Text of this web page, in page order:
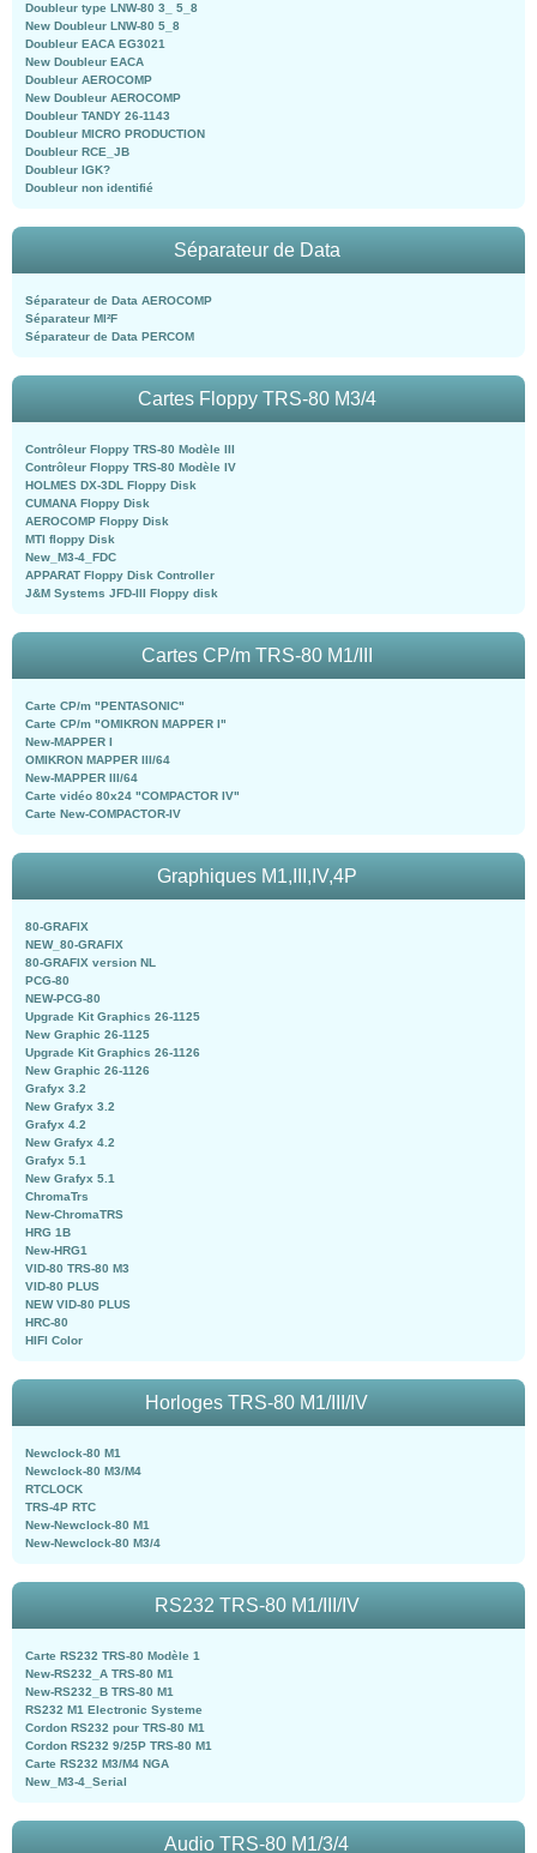
Doubleur type LNW-80 3_ 5_8
New Doubleur LNW-80 5_8
Doubleur EACA EG3021
New Doubleur EACA
Doubleur AEROCOMP
New Doubleur AEROCOMP
Doubleur TANDY 26-1143
Doubleur MICRO PRODUCTION
Doubleur RCE_JB
Doubleur IGK?
Doubleur non identifié
Séparateur de Data
Séparateur de Data AEROCOMP
Séparateur MI²F
Séparateur de Data PERCOM
Cartes Floppy TRS-80 M3/4
Contrôleur Floppy TRS-80 Modèle III
Contrôleur Floppy TRS-80 Modèle IV
HOLMES DX-3DL Floppy Disk
CUMANA Floppy Disk
AEROCOMP Floppy Disk
MTI floppy Disk
New_M3-4_FDC
APPARAT Floppy Disk Controller
J&M Systems JFD-III Floppy disk
Cartes CP/m TRS-80 M1/III
Carte CP/m "PENTASONIC"
Carte CP/m "OMIKRON MAPPER I"
New-MAPPER I
OMIKRON MAPPER III/64
New-MAPPER III/64
Carte vidéo 80x24 "COMPACTOR IV"
Carte New-COMPACTOR-IV
Graphiques M1,III,IV,4P
80-GRAFIX
NEW_80-GRAFIX
80-GRAFIX version NL
PCG-80
NEW-PCG-80
Upgrade Kit Graphics 26-1125
New Graphic 26-1125
Upgrade Kit Graphics 26-1126
New Graphic 26-1126
Grafyx 3.2
New Grafyx 3.2
Grafyx 4.2
New Grafyx 4.2
Grafyx 5.1
New Grafyx 5.1
ChromaTrs
New-ChromaTRS
HRG 1B
New-HRG1
VID-80 TRS-80 M3
VID-80 PLUS
NEW VID-80 PLUS
HRC-80
HIFI Color
Horloges TRS-80 M1/III/IV
Newclock-80 M1
Newclock-80 M3/M4
RTCLOCK
TRS-4P RTC
New-Newclock-80 M1
New-Newclock-80 M3/4
RS232 TRS-80 M1/III/IV
Carte RS232 TRS-80 Modèle 1
New-RS232_A TRS-80 M1
New-RS232_B TRS-80 M1
RS232 M1 Electronic Systeme
Cordon RS232 pour TRS-80 M1
Cordon RS232 9/25P TRS-80 M1
Carte RS232 M3/M4 NGA
New_M3-4_Serial
Audio TRS-80 M1/3/4